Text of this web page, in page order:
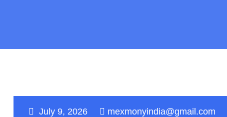
July 9, 2026 mexmonyindia@gmail.com